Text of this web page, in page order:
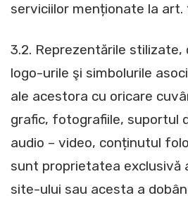
serviciilor menționate la art.
3.2. Reprezentările stilizate,
logo-urile şi simbolurile
ale acestora cu oricare
grafic, fotografiile, suportul
audio – video, conținutul
sunt proprietatea exclusivă
site-ului sau acesta a